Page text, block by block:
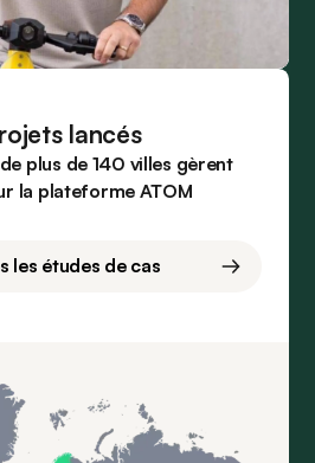
lancés
plus de 140 villes gèrent
la plateforme ATOM
les études de cas